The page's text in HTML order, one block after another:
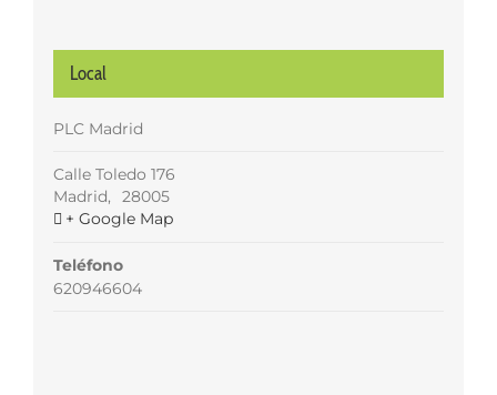
Local
PLC Madrid
Calle Toledo 176
Madrid,
28005
+ Google Map
Teléfono
620946604